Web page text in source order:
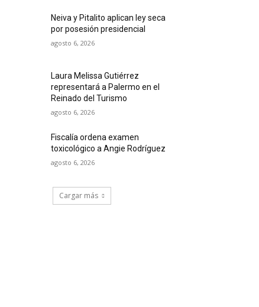
Neiva y Pitalito aplican ley seca
por posesión presidencial
agosto 6, 2026
Laura Melissa Gutiérrez
representará a Palermo en el
Reinado del Turismo
agosto 6, 2026
Fiscalía ordena examen
toxicológico a Angie Rodríguez
agosto 6, 2026
Cargar más